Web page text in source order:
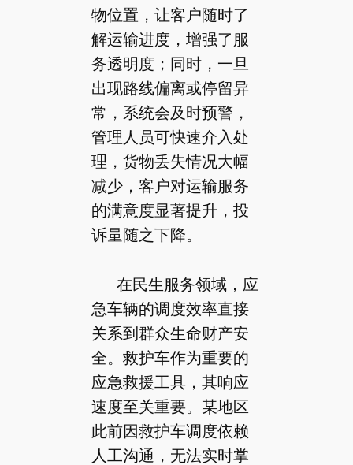
物位置，让客户随时了
解运输进度，增强了服
务透明度；同时，一旦
出现路线偏离或停留异
常，系统会及时预警，
管理人员可快速介入处
理，货物丢失情况大幅
减少，客户对运输服务
的满意度显著提升，投
诉量随之下降。
在民生服务领域，应
急车辆的调度效率直接
关系到群众生命财产安
全。救护车作为重要的
应急救援工具，其响应
速度至关重要。某地区
此前因救护车调度依赖
人工沟通，无法实时掌